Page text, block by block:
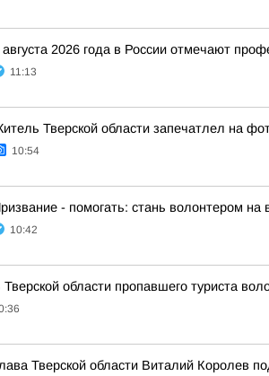
августа 2026 года в России отмечают
11:13
Тверской области запечатлел на
10:54
- помогать: стань волонтером на
10:42
Тверской области пропавшего туриста
Тверской области Виталий Королев